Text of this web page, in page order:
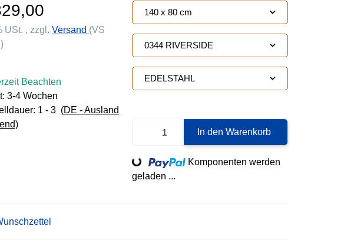
USt. , zzgl. Versand (VS
Beachten
3-4 Wochen
1 - 3 (DE - Ausland
140 x 80 cm
0344 RIVERSIDE
EDELSTAHL
In den Warenkorb
Loading...
Komponenten werden
geladen ...